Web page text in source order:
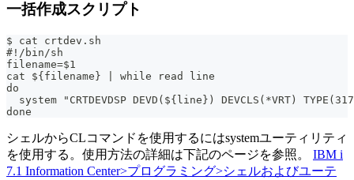
一括作成スクリプト
$ cat crtdev.sh
#!/bin/sh
filename=$1
cat ${filename} | while read line
do
system "CRTDEVDSP DEVD(${line}) DEVCLS(*VRT)
done
シェルからCLコマンドを使用するにはsystemユーティリティ
を使用する。使用方法の詳細は下記のページを参照。 IBM i
7.1 Information Center>プログラミング>シェルおよびユーテ